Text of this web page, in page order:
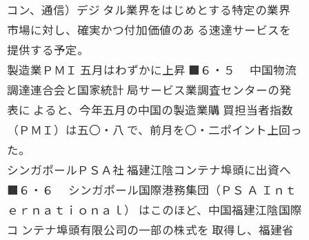
コン、通信）デジ タル業界をはじめとする特定の業界
市場に対し、確実かつ付加価値のあ る速達サービスを
提供する予定。
製造業ＰＭＩ 五月はわずかに上昇 ■６・５ 中国物流
調達連合会と国家統計 局サービス業調査センターの発
表に よると、今年五月の中国の製造業購 買担当者指数
（ＰＭＩ）は五〇・八 で、前月を〇・二ポイント上回っ
た。
シンガポールＰＳＡ社 福建江陰コンテナ埠頭に出資へ
■６・６ シンガポール国際港務集団（ＰＳ Ａ Ｉｎｔ
ｅｒｎａｔｉｏｎａｌ） はこのほど、中国福建江陰国際
コ ンテナ埠頭有限公司の一部の株式を 取得し、福建省